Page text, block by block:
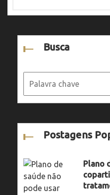
Busca
Postagens
Plano